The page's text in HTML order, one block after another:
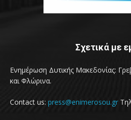
Σχετικά με
Ενημέρωση Δυτικής Μακεδονίας:
και Φλώρινα.
Contact us: press@enimerosou.gr